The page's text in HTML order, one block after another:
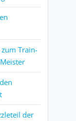
Train-
der